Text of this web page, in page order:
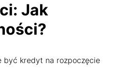
Jak
być kredyt na rozpoczęcie